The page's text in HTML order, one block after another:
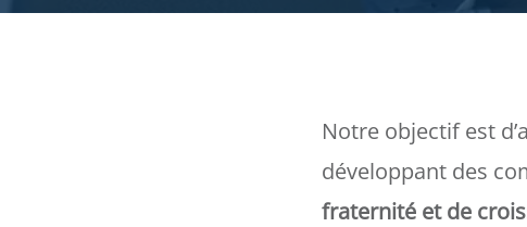
Notre objectif est
développant des
fraternité et de